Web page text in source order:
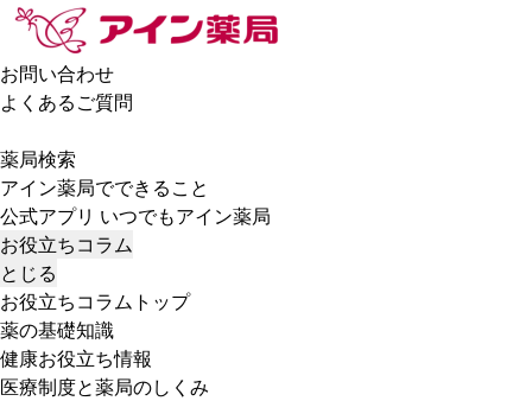
お問い合わせ
よくあるご質問
薬局検索
アイン薬局でできること
公式アプリ いつでもアイン薬局
お役立ちコラム
とじる
お役立ちコラムトップ
薬の基礎知識
健康お役立ち情報
医療制度と薬局のしくみ